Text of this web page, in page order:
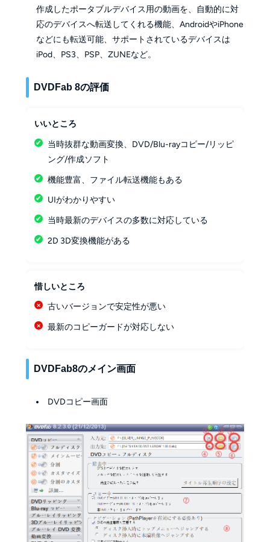
作成したポータブルデバイス用の動画を、自動的に対
応のデバイスへ転送してくれる機能、AndroidやiPhone
などにも転送可能、サポートされているデバイスは
iPod、PS3、PSP、ZUNEなど。
DVDFab 8の評価
いいところ
当時抜群な動画変換、DVD/Blu-rayコピー/リッピ
ング/作成ソフト
機能豊富、ファイル転送機能もある
UIがわかりやすい
当時最新のデバイスの多数に対応している
2D 3D変換機能がある
惜しいところ
古いバージョンで安定性が悪い
最新のコピーガードが対応しない
DVDFab8のメイン画面
DVDコピー画面